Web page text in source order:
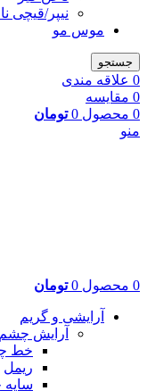
نیپر/قیچی
موس مو
جستجو
0 علاقه مندی
0 مقایسه
0 محصول 0 تومان
منو
0 محصول 0 تومان
آرایشی و گریم
آرایش چشم
خط
ریمل